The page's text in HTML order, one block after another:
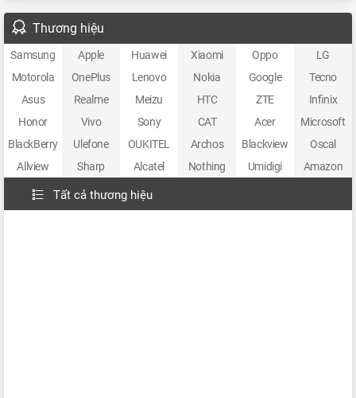
Thương hiệu
Samsung Apple Huawei Xiaomi Oppo
LG
Motorola
OnePlus Lenovo Nokia Google
Tecno
Asus
Realme Meizu HTC ZTE
Infinix
Honor
Vivo Sony CAT Acer
Microsoft
BlackBerry
Ulefone OUKITEL Archos Blackview
Oscal
Allview
Sharp Alcatel Nothing Umidigi Amazon
Tất cả thương hiệu